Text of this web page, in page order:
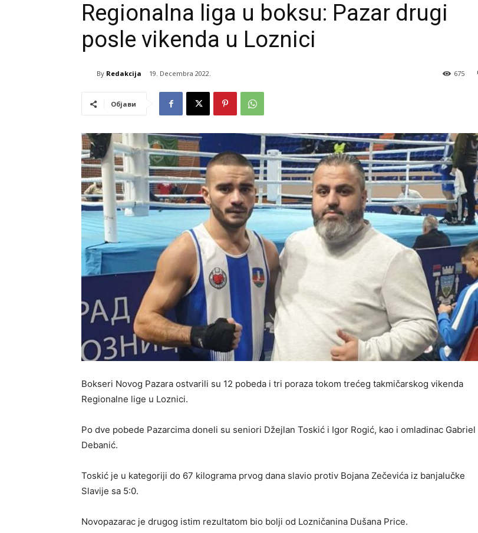
Regionalna liga u boksu: Pazar drugi
posle vikenda u Loznici
By Redakcija 19. Decembra 2022. 675
Објави
Bokseri Novog Pazara ostvarili su 12 pobeda i tri poraza tokom trećeg takmičarskog vikenda
Regionalne lige u Loznici.
Po dve pobede Pazarcima doneli su seniori Džejlan Toskić i Igor Rogić, kao i omladinac Gabriel
Debanić.
Toskić je u kategoriji do 67 kilograma prvog dana slavio protiv Bojana Zečevića iz banjalučke
Slavije sa 5:0.
Novopazarac je drugog istim rezultatom bio bolji od Lozničanina Dušana Price.